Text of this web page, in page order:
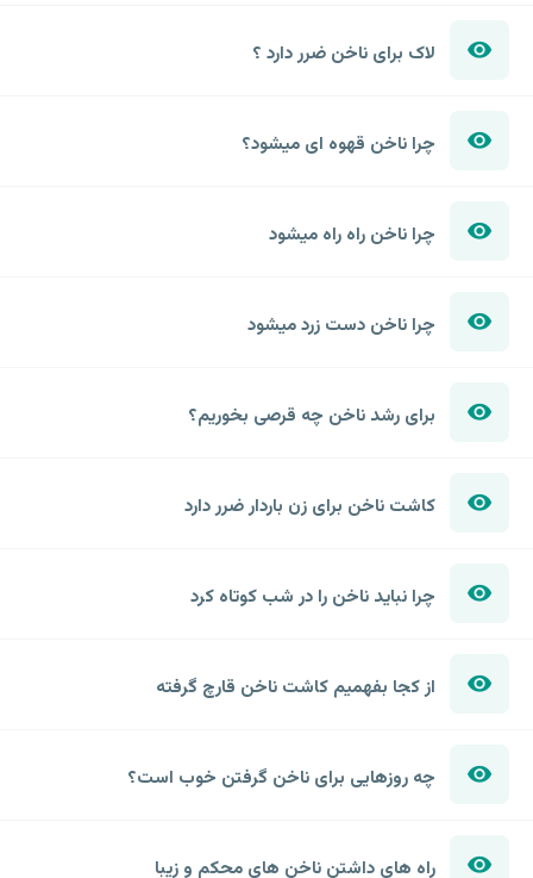
لاک برای ناخن ضرر دارد ؟
چرا ناخن قهوه ای میشود؟
چرا ناخن راه راه میشود
چرا ناخن دست زرد میشود
برای رشد ناخن چه قرصی بخوریم؟
کاشت ناخن برای زن باردار ضرر دارد
چرا نباید ناخن را در شب کوتاه کرد
از کجا بفهمیم کاشت ناخن قارچ گرفته
چه روزهایی برای ناخن گرفتن خوب است؟
راه های داشتن ناخن های محکم و زیبا